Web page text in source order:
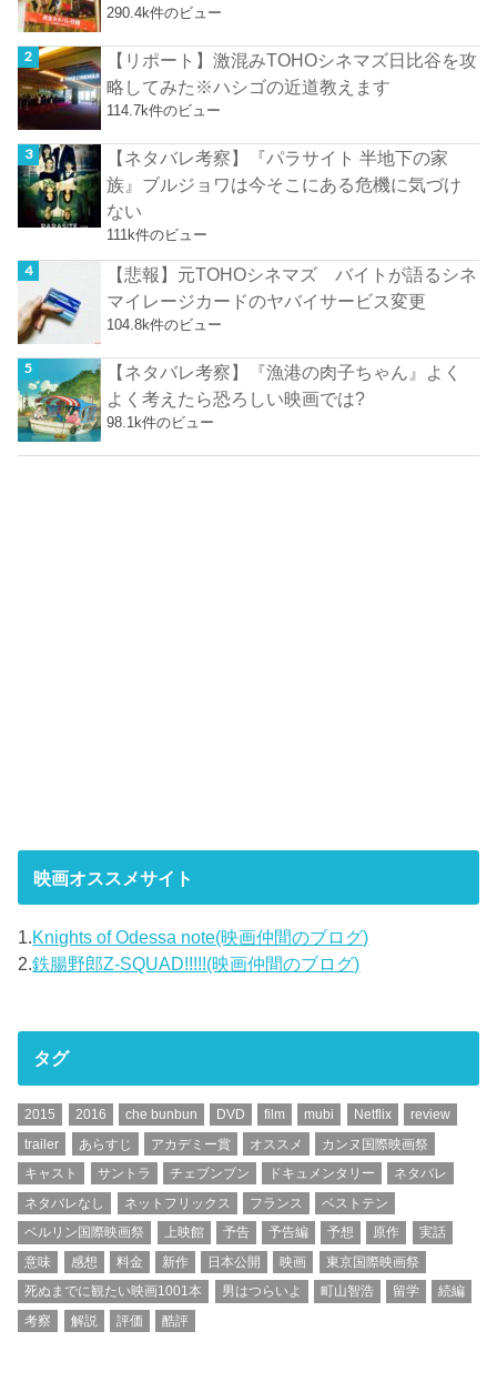
290.4k件のビュー
【リポート】激混みTOHOシネマズ日比谷を攻
略してみた※ハシゴの近道教えます
114.7k件のビュー
【ネタバレ考察】『パラサイト 半地下の家
族』ブルジョワは今そこにある危機に気づけ
ない
111k件のビュー
【悲報】元TOHOシネマズ バイトが語るシネ
マイレージカードのヤバイサービス変更
104.8k件のビュー
【ネタバレ考察】『漁港の肉子ちゃん』よく
よく考えたら恐ろしい映画では?
98.1k件のビュー
映画オススメサイト
1. Knights of Odessa note(映画仲間のブログ)
2.鉄腸野郎Z-SQUAD!!!!!(映画仲間のブログ)
タグ
2015 2016 che bunbun DVD film mubi Netflix
review
trailer
あらすじ アカデミー賞 オススメ
カンヌ国際映画祭
キャスト
サントラ チェブンブン ドキュメンタリー
ネタバレ
ネタバレなし
ネットフリックス フランス
ベストテン
ベルリン国際映画祭
上映館 予告 予告編 予想 原作
実話
意味
感想 料金 新作 日本公開 映画
東京国際映画祭
死ぬまでに観たい映画1001本
男はつらいよ 町山智浩 留学
続編
考察
解説 評価 酷評